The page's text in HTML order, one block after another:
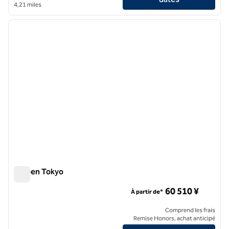
4,21 miles
1/12
1 sur 12
Gajoen Tokyo
À partir de* 60 510 ¥
Comprend les frais
Remise Honors, achat anticipé